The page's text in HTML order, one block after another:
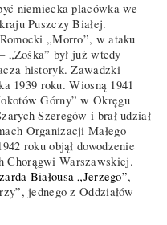
niemiecka placówka we
Puszczy Białej.
„Morro”, w ataku
„Zośka” był już wtedy
historyk. Zawadzki
1939 roku. Wiosną 1941
Górny” w Okręgu
Szeregów i brał udział
Organizacji Małego
roku objął dowodzenie
Chorągwi Warszawskiej.
Białousa „Jerzego”,
jednego z Oddziałów